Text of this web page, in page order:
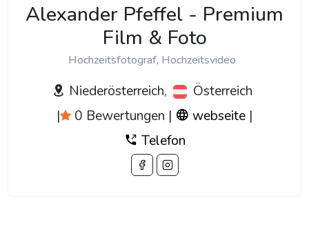
Alexander Pfeffel - Premium
Film & Foto
Hochzeitsfotograf, Hochzeitsvideo
Niederösterreich,
Österreich
|
0 Bewertungen | webseite |
Telefon